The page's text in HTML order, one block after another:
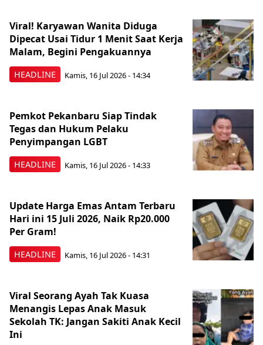
HEADLINE
Viral! Karyawan Wanita Diduga
Dipecat Usai Tidur 1 Menit Saat Kerja
Malam, Begini Pengakuannya
Kamis, 16 Jul 2026 - 14:34
HEADLINE
Pemkot Pekanbaru Siap Tindak
Tegas dan Hukum Pelaku
Penyimpangan LGBT
Kamis, 16 Jul 2026 - 14:33
HEADLINE
Update Harga Emas Antam Terbaru
Hari ini 15 Juli 2026, Naik Rp20.000
Per Gram!
Kamis, 16 Jul 2026 - 14:31
Viral Seorang Ayah Tak Kuasa
Menangis Lepas Anak Masuk
Sekolah TK: Jangan Sakiti Anak Kecil
Ini